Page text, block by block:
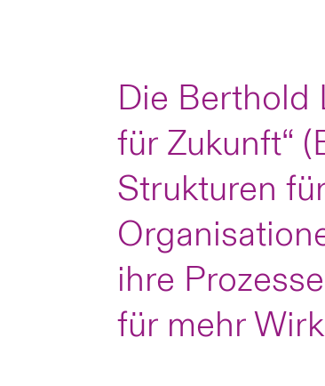
Die Berthold
für Zukunft“
Strukturen
ihre
für mehr